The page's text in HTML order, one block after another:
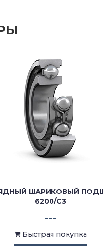
Под заказ
ПОДШИПНИК